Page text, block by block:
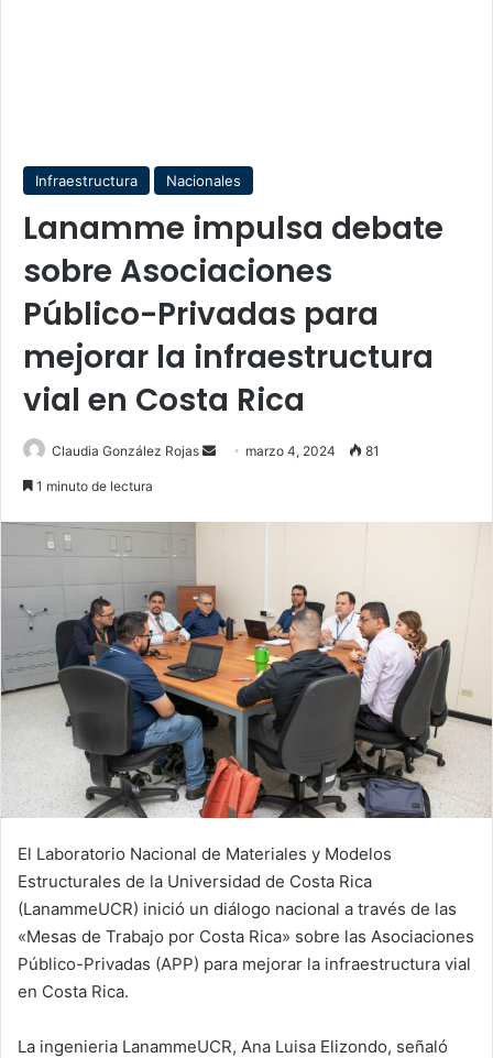
Infraestructura Nacionales
Lanamme impulsa debate
sobre Asociaciones
Público-Privadas para
mejorar la infraestructura
vial en Costa Rica
Claudia González Rojas
Send marzo 4, 2024 81
1 minuto de lectura
El Laboratorio Nacional de Materiales y Modelos
Estructurales de la Universidad de Costa Rica
(LanammeUCR) inició un diálogo nacional a través de las
«Mesas de Trabajo por Costa Rica» sobre las Asociaciones
Público-Privadas (APP) para mejorar la infraestructura vial
en Costa Rica.
La ingenieria LanammeUCR, Ana Luisa Elizondo, señaló